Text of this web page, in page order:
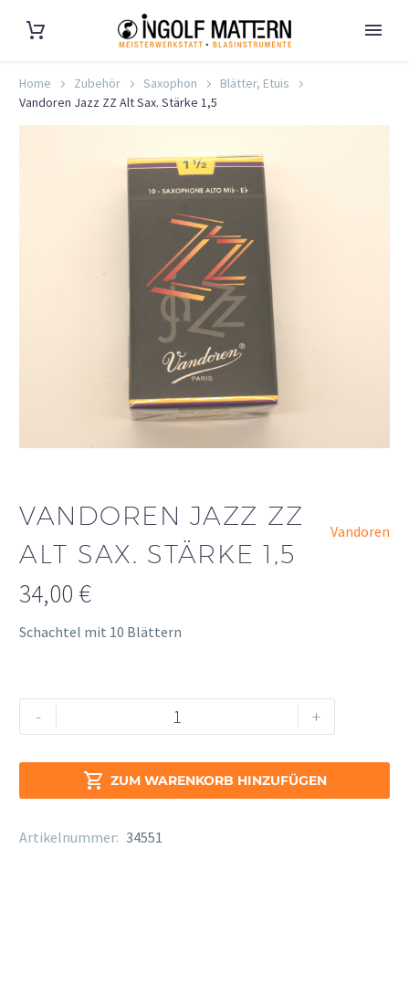
Home Zubehör Saxophon
Blätter, Etuis
Vandoren Jazz ZZ Alt Sax. Stärke 1,5
VANDOREN JAZZ ZZ
ALT SAX. STÄRKE 1,5
Vandoren
34,00 €
Schachtel mit 10 Blättern
-
Vandoren
Jazz
Sax.
1,5
+
 ZUM WARENKORB HINZUFÜGEN
Alternative:
Artikelnummer: 34551